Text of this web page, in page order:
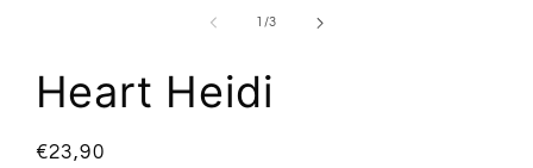
/of
3
Heart Heidi
Regular
€23,90